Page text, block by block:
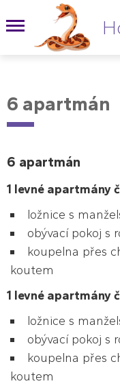
6 apartmán
6 apartmán
1 levné apartmány
ložnice s
obývací pokoj s
koupelna přes
koutem
1 levné apartmány
ložnice s
obývací pokoj s
koupelna přes
koutem